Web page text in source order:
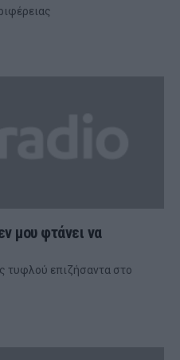
μου φτάνει να
τυφλού επιζήσαντα στο